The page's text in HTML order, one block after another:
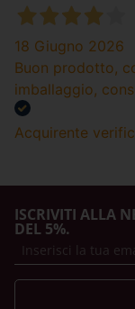
18 Giugno 2026
Buon prodotto,
imballaggio,
Acquirente
ISCRIVITI ALLA
DEL 5%.